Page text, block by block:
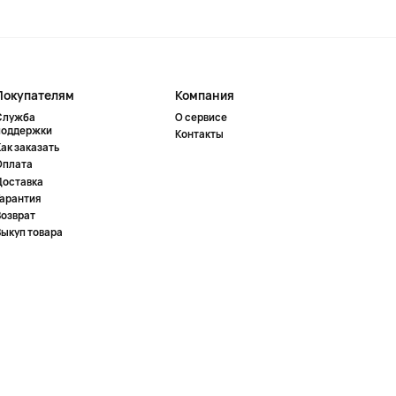
заказать
товара
Компания
О сервисе
Контакты